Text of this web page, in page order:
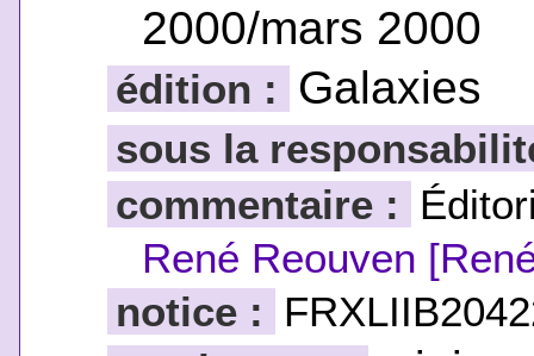
2000/mars 2000
édition : Galaxies
sous la
commentaire :
René Reouven
notice :